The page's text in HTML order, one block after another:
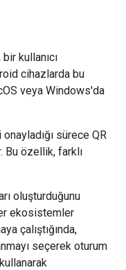
kullanıcı
cihazlarda bu
veya Windows'da
sürece QR
Bu özellik, farklı
oluşturduğunu
ekosistemler
çalıştığında,
seçerek oturum